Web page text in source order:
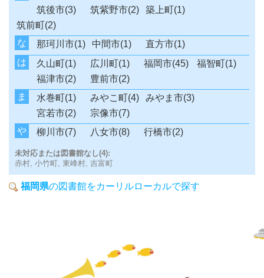
筑後市(3)
筑紫野市(2)
築上町(1)
筑前町(2)
な
那珂川市(1) 中間市(1)
直方市(1)
は
久山町(1) 広川町(1) 福岡市(45)
福智町(1)
福津市(2)
豊前市(2)
ま
水巻町(1) みやこ町(4)
みやま市(3)
宮若市(2)
宗像市(7)
や
柳川市(7) 八女市(8) 行橋市(2)
未対応または図書館なし(4):
赤村, 小竹町, 東峰村, 吉富町
福岡県の図書館をカーリルローカルで探す